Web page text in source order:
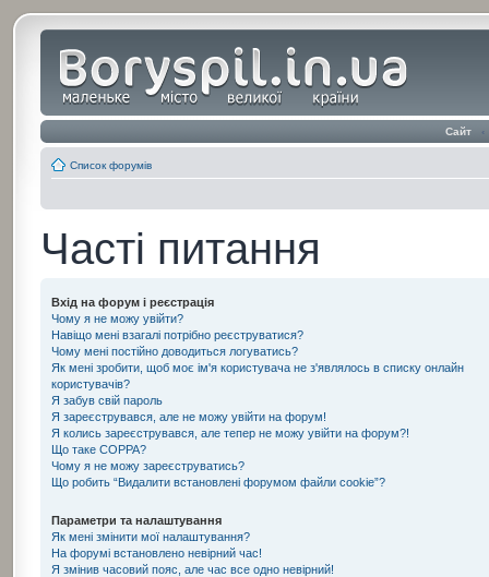
Сайт ‹
Список форумів
Часті питання
Вхід на форум і реєстрація
Чому я не можу увійти?
Навіщо мені взагалі потрібно реєструватися?
Чому мені постійно доводиться логуватись?
Як мені зробити, щоб моє ім'я користувача не з'являлось в списку онлайн
користувачів?
Я забув свій пароль
Я зареєструвався, але не можу увійти на форум!
Я колись зареєструвався, але тепер не можу увійти на форум?!
Що таке COPPA?
Чому я не можу зареєструватись?
Що робить “Видалити встановлені форумом файли cookie”?
Параметри та налаштування
Як мені змінити мої налаштування?
На форумі встановлено невірний час!
Я змінив часовий пояс, але час все одно невірний!